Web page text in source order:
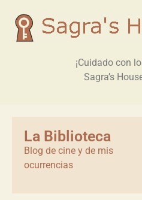
¡Cuidado con
Sagra’s
La Biblioteca
Blog de cine y de mis
ocurrencias